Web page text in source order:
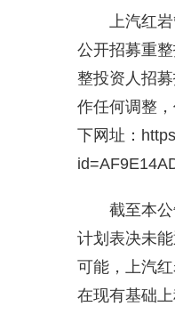
上汽红
公开招募重
整投资人招
作任何调整
下网址：
截至本
计划表决未
可能，上汽
在现有基础